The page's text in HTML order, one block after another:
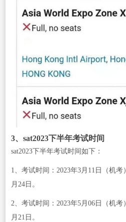
3、sat2023下半年考试时间
sat2023下半年考试时间如下：
1、考试时间：2023年3月11日（机
月24日。
2、考试时间：2023年5月06日（机
月21日。